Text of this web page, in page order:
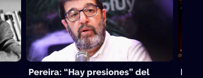
Pereira: “Hay presiones” del
La